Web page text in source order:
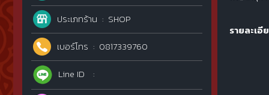
ประเภทร้าน
SHOP
เบอร์โทร
0817339760
Line ID
รายละเอี